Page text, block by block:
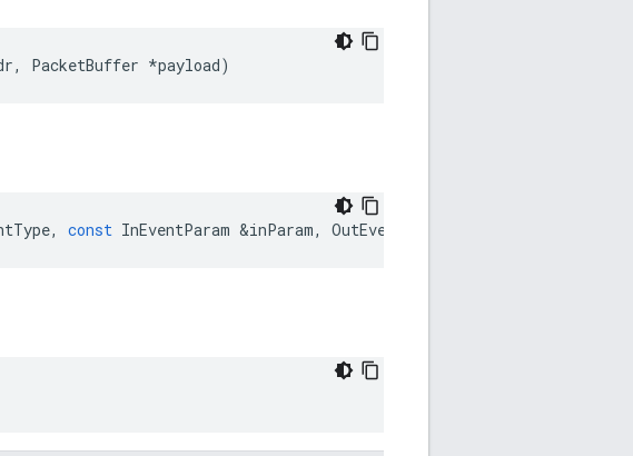
, PacketBuffer *payload)
, const InEventParam &inParam, OutEventParam